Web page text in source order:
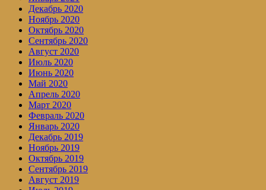
Декабрь 2020
Ноябрь 2020
Октябрь 2020
Сентябрь 2020
Август 2020
Июль 2020
Июнь 2020
Май 2020
Апрель 2020
Март 2020
Февраль 2020
Январь 2020
Декабрь 2019
Ноябрь 2019
Октябрь 2019
Сентябрь 2019
Август 2019